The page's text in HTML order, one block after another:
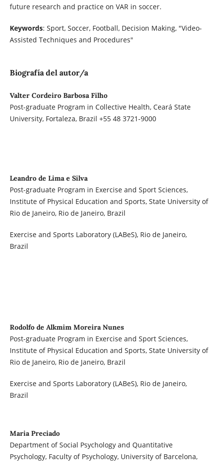
future research and practice on VAR in soccer.
Keywords: Sport, Soccer, Football, Decision Making, "Video-
Assisted Techniques and Procedures"
Biografía del autor/a
Valter Cordeiro Barbosa Filho
Post-graduate Program in Collective Health, Ceará State
University, Fortaleza, Brazil +55 48 3721-9000
Leandro de Lima e Silva
Post-graduate Program in Exercise and Sport Sciences,
Institute of Physical Education and Sports, State University of
Rio de Janeiro, Rio de Janeiro, Brazil
Exercise and Sports Laboratory (LABeS), Rio de Janeiro,
Brazil
Rodolfo de Alkmim Moreira Nunes
Post-graduate Program in Exercise and Sport Sciences,
Institute of Physical Education and Sports, State University of
Rio de Janeiro, Rio de Janeiro, Brazil
Exercise and Sports Laboratory (LABeS), Rio de Janeiro,
Brazil
Maria Preciado
Department of Social Psychology and Quantitative
Psychology, Faculty of Psychology, University of Barcelona,